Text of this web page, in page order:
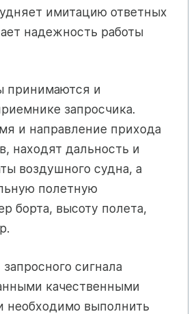
имитацию ответных
надежность работы
принимаются и
запросчика.
и направление прихода
находят дальность и
воздушного судна, а
полетную
борта, высоту полета,
сигнала
качественными
необходимо выполнить